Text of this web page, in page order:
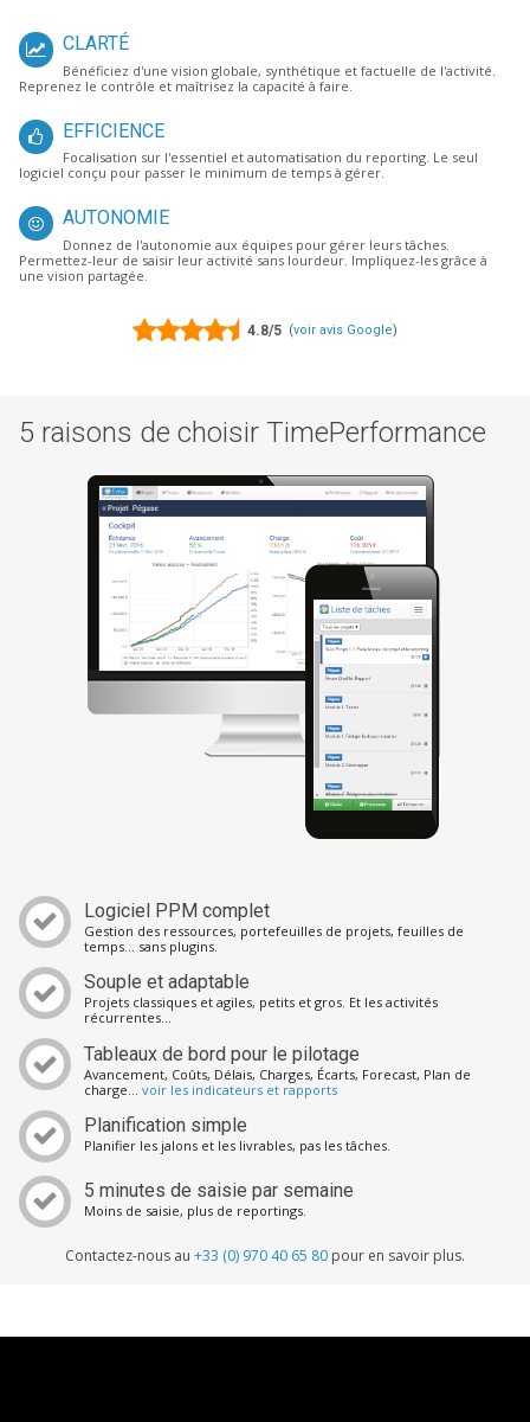
CLARTÉ
Bénéficiez d'une vision globale, synthétique et factuelle de l'activité.
Reprenez le contrôle et maîtrisez la capacité à faire.
EFFICIENCE
Focalisation sur l'essentiel et automatisation du reporting. Le seul
logiciel conçu pour passer le minimum de temps à gérer.
AUTONOMIE
Donnez de l'autonomie aux équipes pour gérer leurs tâches.
Permettez-leur de saisir leur activité sans lourdeur. Impliquez-les grâce à
une vision partagée.
4.8/5 (voir avis Google)
5 raisons de choisir TimePerformance
Logiciel PPM complet
Gestion des ressources, portefeuilles de projets, feuilles de
temps… sans plugins.
Souple et adaptable
Projets classiques et agiles, petits et gros. Et les activités
récurrentes…
Tableaux de bord pour le pilotage
Avancement, Coûts, Délais, Charges, Écarts, Forecast, Plan de
charge… voir les indicateurs et rapports
Planification simple
Planifier les jalons et les livrables, pas les tâches.
5 minutes de saisie par semaine
Moins de saisie, plus de reportings.
Contactez-nous au +33 (0) 970 40 65 80 pour en savoir plus.